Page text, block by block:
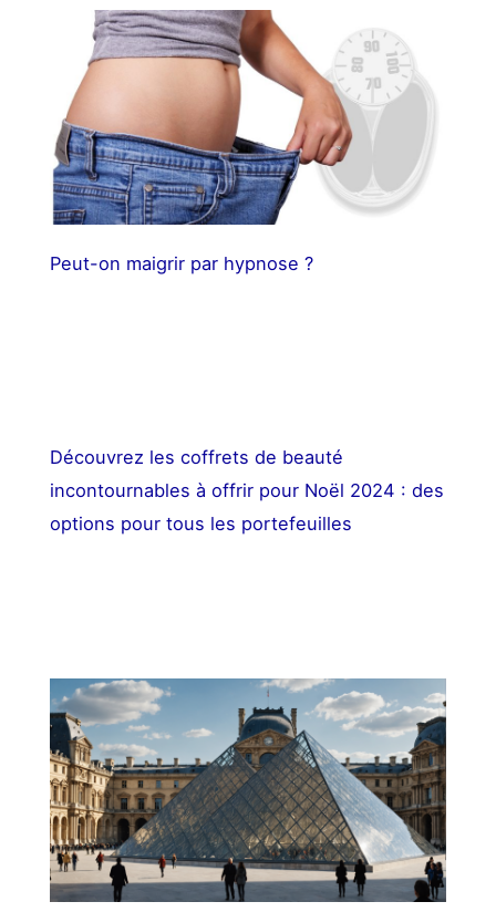
Peut-on maigrir par hypnose ?
Découvrez les coffrets de beauté
incontournables à offrir pour Noël 2024 : des
options pour tous les portefeuilles